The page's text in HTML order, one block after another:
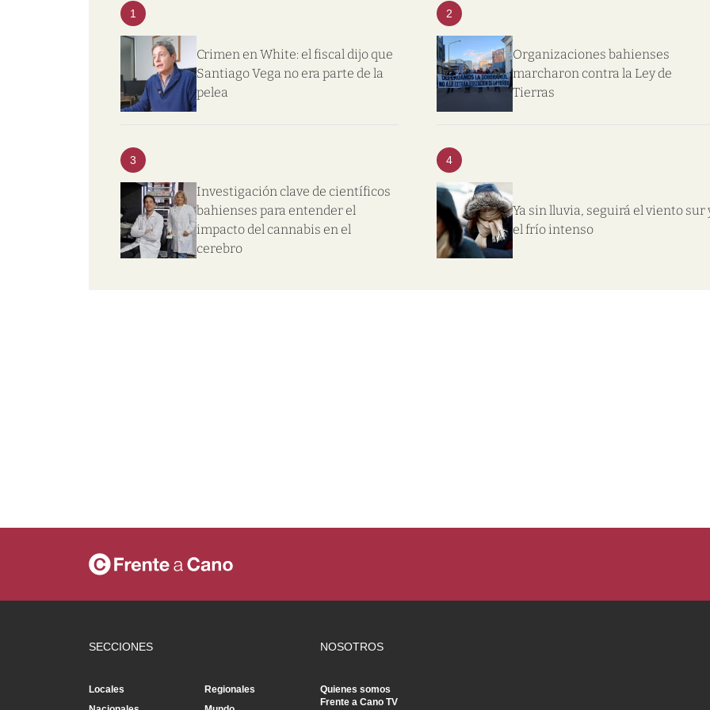
1
Crimen en White: el fiscal dijo que
Santiago Vega no era parte de la
pelea
2
Organizaciones bahienses
marcharon contra la Ley de
Tierras
3
Investigación clave de científicos
bahienses para entender el
impacto del cannabis en el
cerebro
4
Ya sin lluvia, seguirá el viento sur
el frío intenso
SECCIONES
Locales
Regionales
NOSOTROS
Quienes somos
Frente a Cano TV